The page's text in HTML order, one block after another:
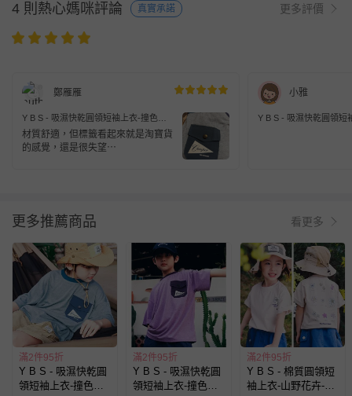
4 則熱心媽咪評論 真實承諾 更多評價
鄭雁雁
Y B S - 吸濕快乾圓領短袖上衣-撞色口
袋-綠色
材質舒適，但標籤看起來就是淘寶貨
的感覺，還是很失望⋯
小雅
Y B S - 吸濕快乾圓領短
更多推薦商品 看更多
滿2件95折
Y B S - 吸濕快乾圓
領短袖上衣-撞色口
滿2件95折
Y B S - 吸濕快乾圓
領短袖上衣-撞色口
滿2件95折
Y B S - 棉質圓領短
袖上衣-山野花卉-杏